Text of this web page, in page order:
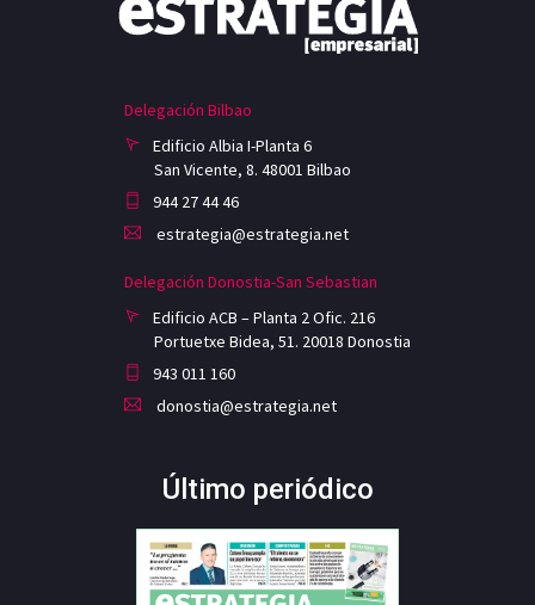
Delegación Bilbao
Edificio Albia I-Planta 6
San Vicente, 8. 48001 Bilbao
944 27 44 46
estrategia@estrategia.net
Delegación Donostia-San Sebastian
Edificio ACB – Planta 2 Ofic. 216
Portuetxe Bidea, 51. 20018 Donostia
943 011 160
donostia@estrategia.net
Último periódico